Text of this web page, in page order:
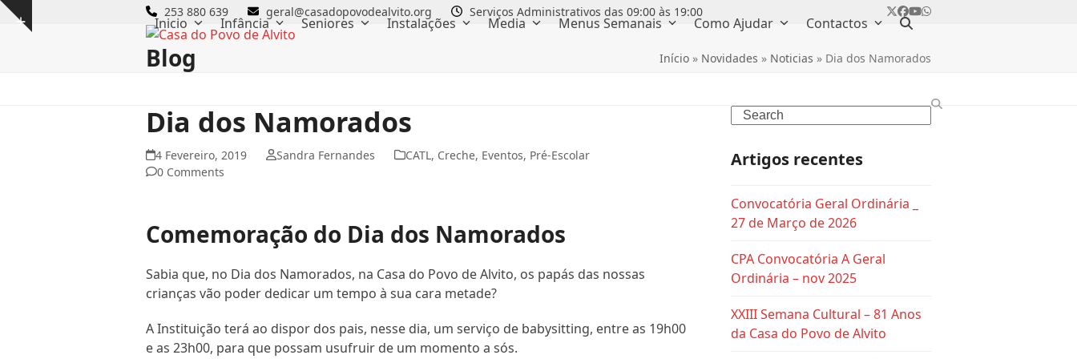
Skip
Show
253 880 639 geral@casadopovodealvito.org Serviços Administrativos das 09:00 às 19:00 Twitter
Facebook
YouTube
Whatsapp
Inicio Infância Seniores Instalações Media Menus Semanais Como Ajudar Contactos
Blog Início » Novidades » Noticias » Dia dos Namorados
Dia dos Namorados
4 Fevereiro, 2019 Sandra Fernandes CATL, Creche, Eventos, Pré-Escolar
0 Comments
Comemoração do Dia dos Namorados
Sabia que, no Dia dos Namorados, na Casa do Povo de Alvito, os papás das nossas
crianças vão poder dedicar um tempo à sua cara metade?
A Instituição terá ao dispor dos pais, nesse dia, um serviço de babysitting, entre as 19h00
e as 23h00, para que possam usufruir de um momento a sós.
Search
Artigos recentes
Convocatória Geral Ordinária _
27 de Março de 2026
CPA Convocatória A Geral
Ordinária – nov 2025
XXIII Semana Cultural – 81 Anos
da Casa do Povo de Alvito